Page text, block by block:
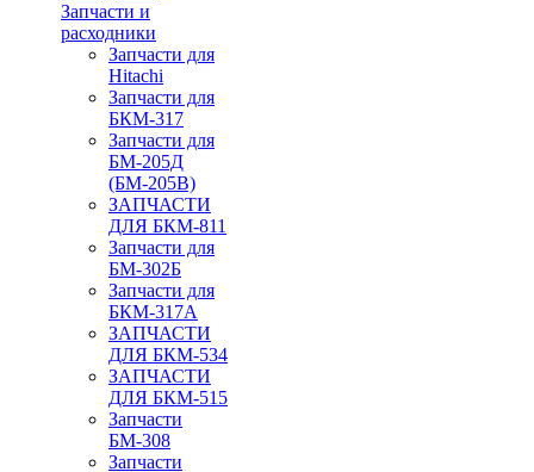
Запчасти и
расходники
Запчасти для
Hitachi
Запчасти для
БКМ-317
Запчасти для
БМ-205Д
(БМ-205В)
ЗАПЧАСТИ
ДЛЯ БКМ-811
Запчасти для
БМ-302Б
Запчасти для
БКМ-317А
ЗАПЧАСТИ
ДЛЯ БКМ-534
ЗАПЧАСТИ
ДЛЯ БКМ-515
Запчасти
БМ-308
Запчасти